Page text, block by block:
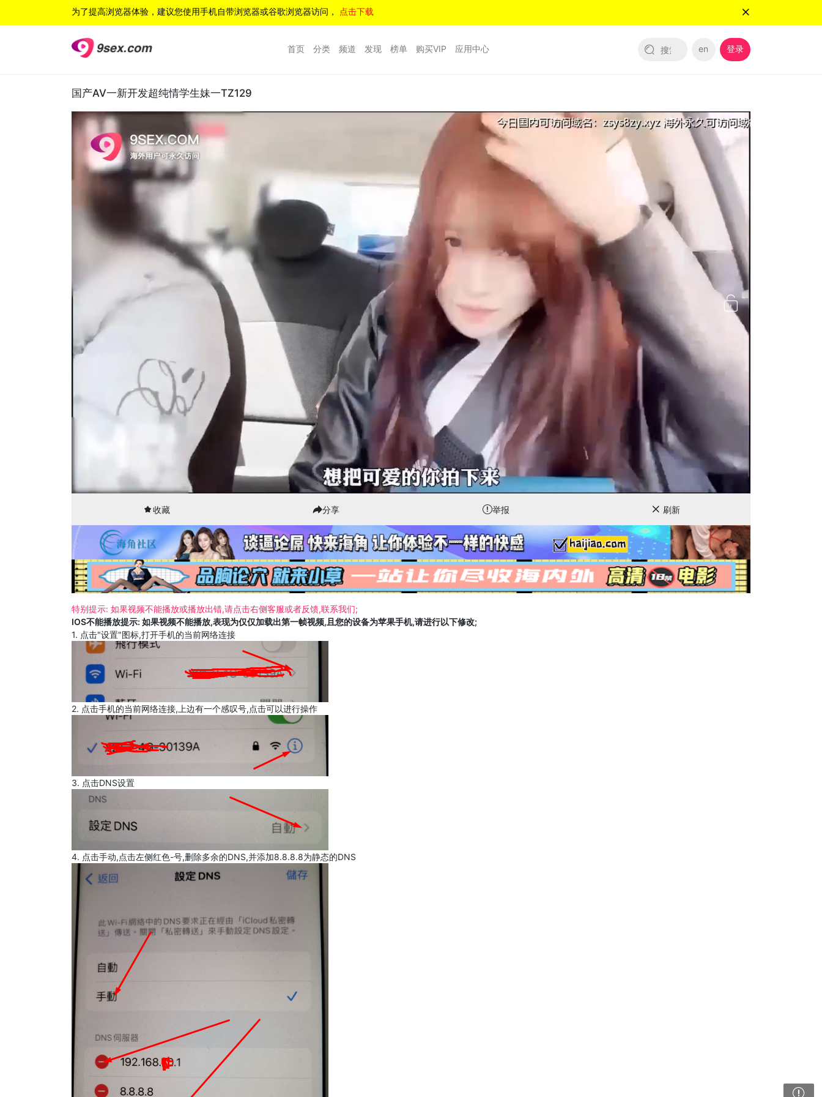
为了提高浏览器体验，建议您使用手机自带浏览器或谷歌浏览器访问， 点击下载
首页 分类 频道 发现 榜单 购买VIP 应用中心 en 登录
国产AV一新开发超纯情学生妹一TZ129
00:09
收藏 分享 举报 刷新
特别提示: 如果视频不能播放或播放出错,请点击右侧客服或者反馈,联系我们;
IOS不能播放提示: 如果视频不能播放,表现为仅仅加载出第一帧视频,且您的设备为苹果手机,请进行以下修改;
1. 点击"设置"图标,打开手机的当前网络连接
2. 点击手机的当前网络连接,上边有一个感叹号,点击可以进行操作
3. 点击DNS设置
4. 点击手动,点击左侧红色-号,删除多余的DNS,并添加8.8.8.8为静态的DNS